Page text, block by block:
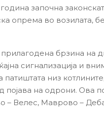
започна
опрема во возилата,
брзина на
сигнализација и
патиштата низ
појава на одрони. Ова
– Велес, Маврово –